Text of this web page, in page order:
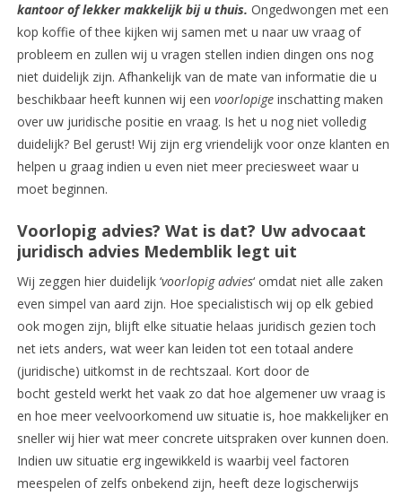
kantoor of lekker makkelijk bij u thuis. Ongedwongen met een
kop koffie of thee kijken wij samen met u naar uw vraag of
probleem en zullen wij u vragen stellen indien dingen ons nog
niet duidelijk zijn. Afhankelijk van de mate van informatie die u
beschikbaar heeft kunnen wij een voorlopigeinschatting maken
over uw juridische positie en vraag. Is het u nog niet volledig
duidelijk? Bel gerust! Wij zijn erg vriendelijk voor onze klanten en
helpen u graag indien u even niet meer preciesweet waar u
moet beginnen.
Voorlopig advies? Wat is dat? Uw advocaat
juridisch advies Medemblik legt uit
Wij zeggen hier duidelijk ‘voorlopig advies‘ omdat niet alle zaken
even simpel van aard zijn. Hoe specialistisch wij op elk gebied
ook mogen zijn, blijft elke situatie helaas juridisch gezien toch
net iets anders, wat weer kan leiden tot een totaal andere
(juridische) uitkomst in de rechtszaal. Kort door de
bocht gesteld werkt het vaak zo dat hoe algemener uw vraag is
en hoe meer veelvoorkomend uw situatie is, hoe makkelijker en
sneller wij hier wat meer concrete uitspraken over kunnen doen.
Indien uw situatie erg ingewikkeld is waarbij veel factoren
meespelen of zelfs onbekend zijn, heeft deze logischerwijs